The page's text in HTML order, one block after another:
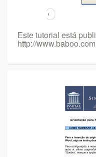
Este tutorial está
http://www.baboo.com